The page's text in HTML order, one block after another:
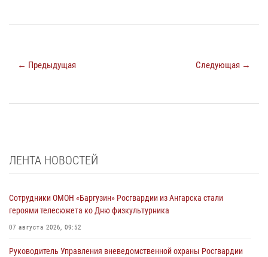
← Предыдущая Следующая →
ЛЕНТА НОВОСТЕЙ
Сотрудники ОМОН «Баргузин» Росгвардии из Ангарска стали
героями телесюжета ко Дню физкультурника
07 августа 2026, 09:52
Руководитель Управления вневедомственной охраны Росгвардии